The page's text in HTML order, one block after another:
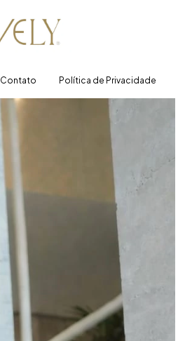
Contato Política de Privacidade